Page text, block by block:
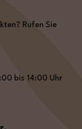
Rufen Sie
bis 14:00 Uhr